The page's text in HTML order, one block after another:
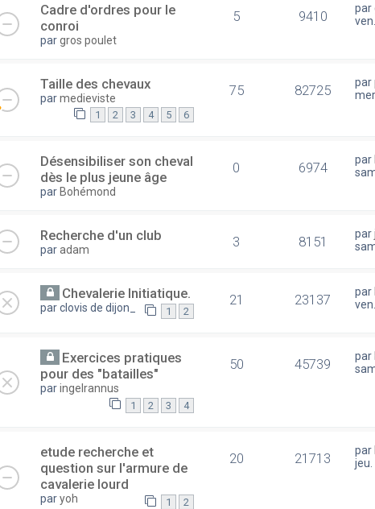
Cadre d'ordres pour le
conroi
pargros poulet
5 9410 par
Taille des chevaux
parmedieviste
1 2 3 4 5 6
75 82725 par
Désensibiliser son cheval
dès le plus jeune âge
par Bohémond
0 6974 par
Recherche d'un club
paradam 3 8151 par
Chevalerie Initiatique.
parclovis de dijon_ 1 2
21 23137 par
Exercices pratiques
pour des "batailles"
paringelrannus
1 2 3 4
50 45739 par
etude recherche et
question sur l'armure de
cavalerie lourd
paryoh 1 2
20 21713 par
jeu.